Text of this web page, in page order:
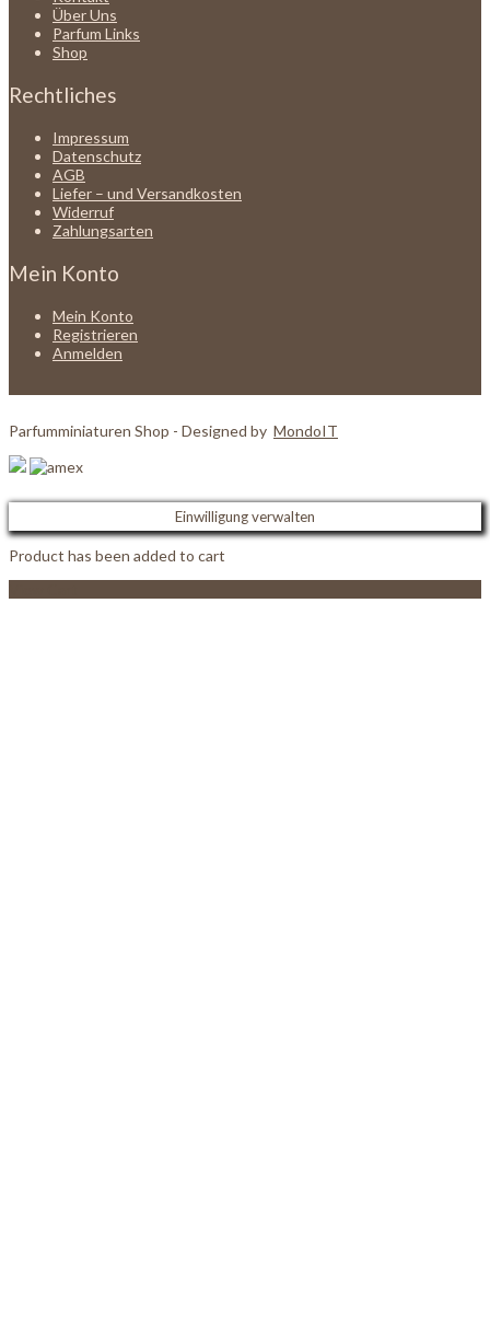
Über Uns
Parfum Links
Shop
Rechtliches
Impressum
Datenschutz
AGB
Liefer – und Versandkosten
Widerruf
Zahlungsarten
Mein Konto
Mein Konto
Registrieren
Anmelden
Parfumminiaturen Shop - Designed by MondoIT
Einwilligung verwalten
Product has been added to cart